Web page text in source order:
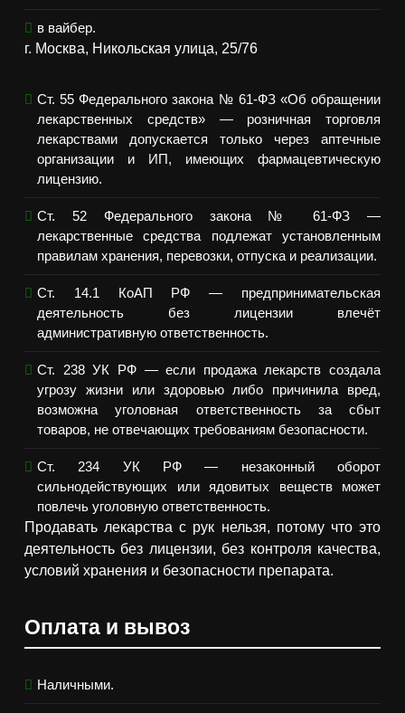
в вайбер.
г. Москва, Никольская улица, 25/76
Ст. 55 Федерального закона № 61-ФЗ «Об обращении
лекарственных средств» — розничная торговля
лекарствами допускается только через аптечные
организации и ИП, имеющих фармацевтическую
лицензию.
Ст. 52 Федерального закона № 61-ФЗ —
лекарственные средства подлежат установленным
правилам хранения, перевозки, отпуска и реализации.
Ст. 14.1 КоАП РФ — предпринимательская
деятельность без лицензии влечёт
административную ответственность.
Ст. 238 УК РФ — если продажа лекарств создала
угрозу жизни или здоровью либо причинила вред,
возможна уголовная ответственность за сбыт
товаров, не отвечающих требованиям безопасности.
Ст. 234 УК РФ — незаконный оборот
сильнодействующих или ядовитых веществ может
повлечь уголовную ответственность.
Продавать лекарства с рук нельзя, потому что это
деятельность без лицензии, без контроля качества,
условий хранения и безопасности препарата.
Оплата и вывоз
Наличными.